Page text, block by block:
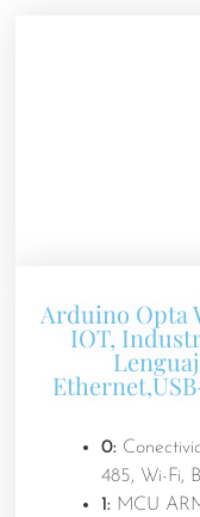
Arduino Opta
IOT,
0:
485, Wi-Fi,
1: MCU